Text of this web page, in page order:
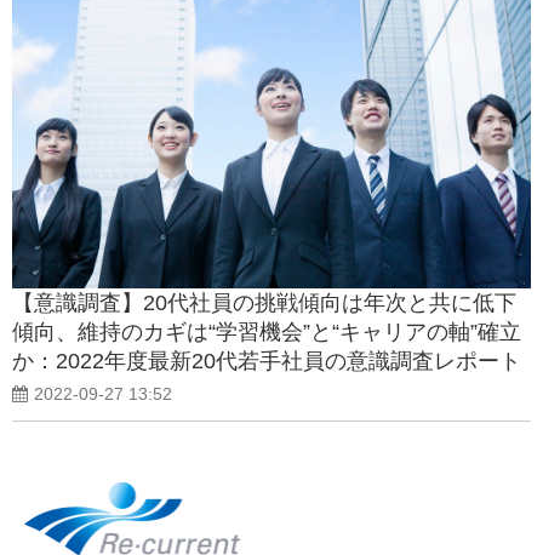
【意識調査】20代社員の挑戦傾向は年次と共に低下
傾向、維持のカギは“学習機会”と“キャリアの軸”確立
か：2022年度最新20代若手社員の意識調査レポート
を公開
2022-09-27 13:52